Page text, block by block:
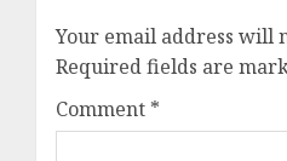
Your email address will
Required fields are
Comment *